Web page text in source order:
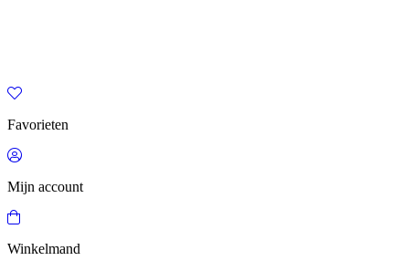
Favorieten
Mijn account
Winkelmand